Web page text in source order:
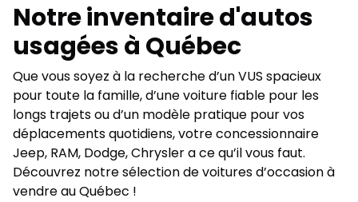
Notre inventaire d'autos
usagées à Québec
Que vous soyez à la recherche d’un VUS spacieux
pour toute la famille, d’une voiture fiable pour les
longs trajets ou d’un modèle pratique pour vos
déplacements quotidiens, votre concessionnaire
Jeep, RAM, Dodge, Chrysler a ce qu’il vous faut.
Découvrez notre sélection de voitures d’occasion à
vendre au Québec !